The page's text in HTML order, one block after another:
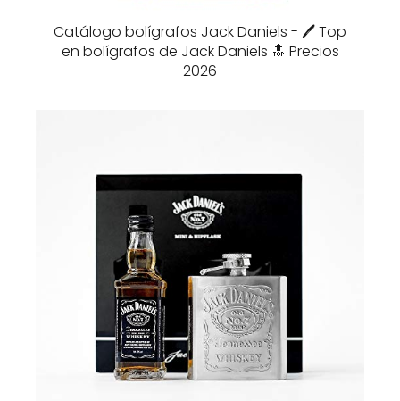
Catálogo bolígrafos Jack Daniels - 🖊️ Top
en bolígrafos de Jack Daniels 🔝 Precios
2026